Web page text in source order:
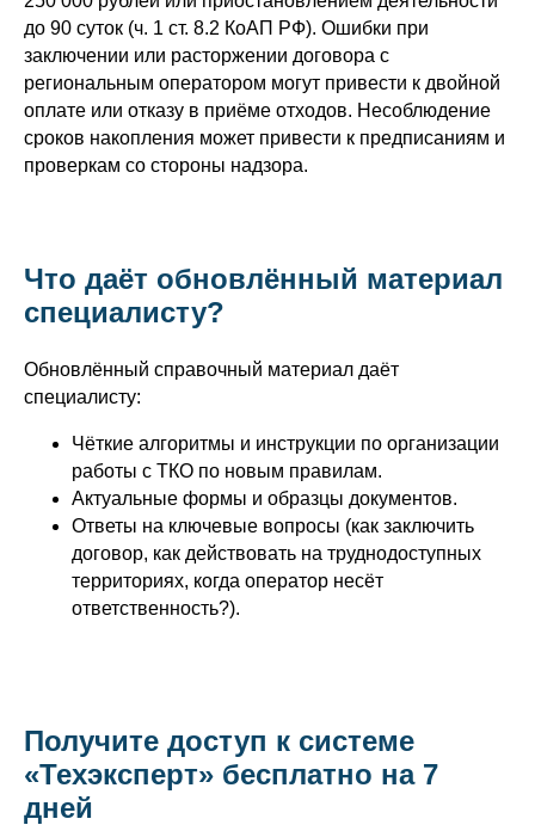
до 90 суток (ч. 1 ст. 8.2 КоАП РФ). Ошибки при
заключении или расторжении договора с
региональным оператором могут привести к двойной
оплате или отказу в приёме отходов. Несоблюдение
сроков накопления может привести к предписаниям и
проверкам со стороны надзора.
Что даёт обновлённый материал
специалисту?
Обновлённый справочный материал даёт
специалисту:
Чёткие алгоритмы и инструкции по организации
работы с ТКО по новым правилам.
Актуальные формы и образцы документов.
Ответы на ключевые вопросы (как заключить
договор, как действовать на труднодоступных
территориях, когда оператор несёт
ответственность?).
Получите доступ к системе
«Техэксперт» бесплатно на 7
дней